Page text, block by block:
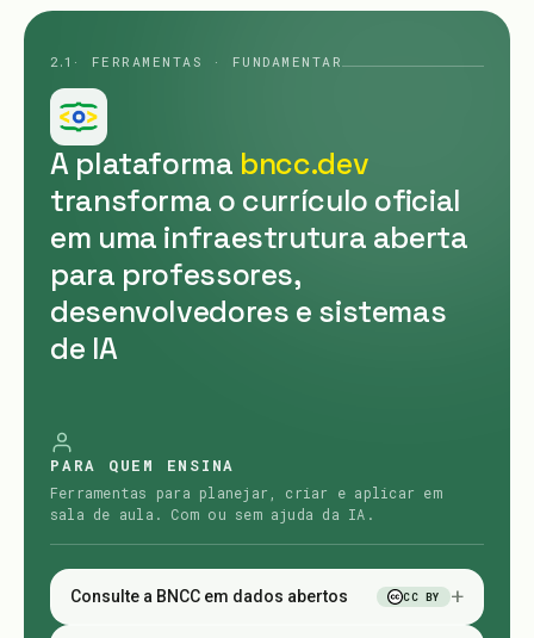
2.1 · FERRAMENTAS · FUNDAMENTAR
A plataforma bncc.dev
transforma o currículo oficial
em uma infraestrutura aberta
para professores,
desenvolvedores e sistemas
de IA
PARA QUEM ENSINA
Ferramentas para planejar, criar e aplicar em
sala de aula. Com ou sem ajuda da IA.
Consulte a BNCC em dados abertos CC BY +